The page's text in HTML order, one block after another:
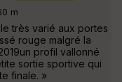
m
très varié aux portes
rouge malgré la
profil vallonné
sortie sportive qui
finale. »